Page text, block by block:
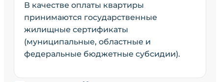
В качестве оплаты квартиры
принимаются государственные
жилищные сертификаты
(муниципальные, областные и
федеральные бюджетные субсидии).